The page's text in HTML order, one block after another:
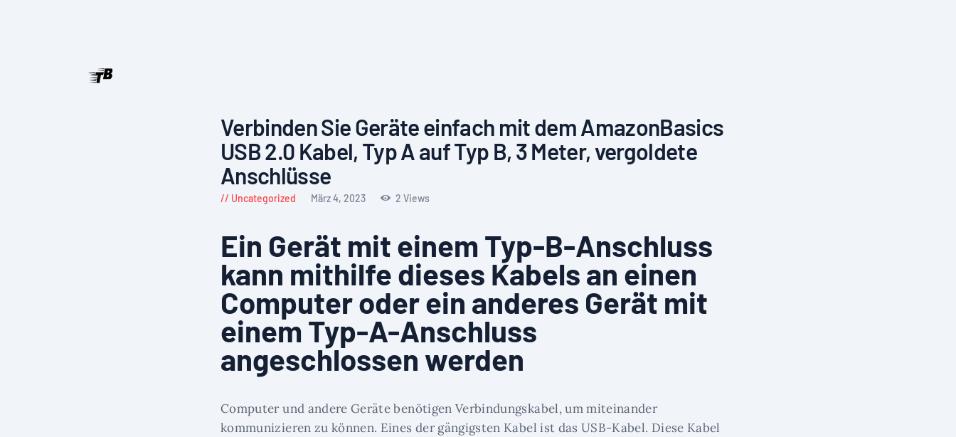
Verbinden Sie Geräte einfach mit dem AmazonBasics
USB 2.0 Kabel, Typ A auf Typ B, 3 Meter, vergoldete
Anschlüsse
Uncategorized März 4, 2023 2 Views
Ein Gerät mit einem Typ-B-Anschluss
kann mithilfe dieses Kabels an einen
Computer oder ein anderes Gerät mit
einem Typ-A-Anschluss
angeschlossen werden
Computer und andere Geräte benötigen Verbindungskabel, um miteinander
kommunizieren zu können. Eines der gängigsten Kabel ist das USB-Kabel. Diese Kabel